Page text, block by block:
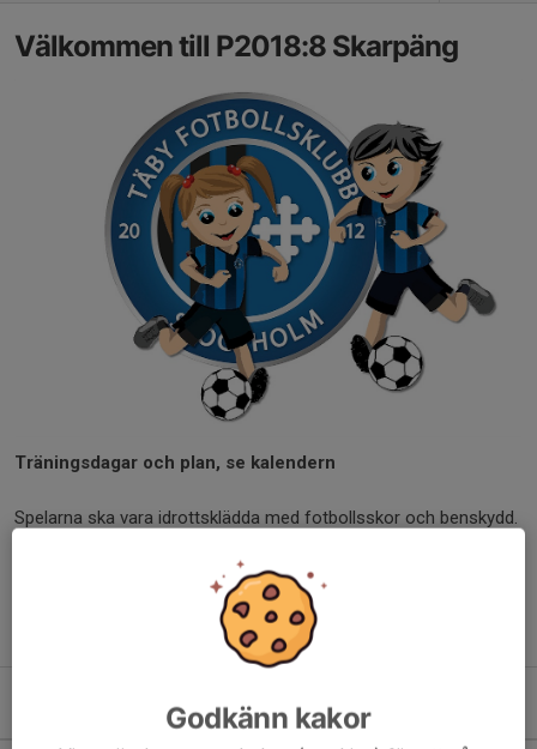
Välkommen till P2018:8 Skarpäng
Träningsdagar och plan, se kalendern
Spelarna ska vara idrottsklädda med fotbollsskor och benskydd.
Inga nyanmälningar sker på plats. Anmälan görs via klubbens
Kommande aktiviteterGodkänn kakor